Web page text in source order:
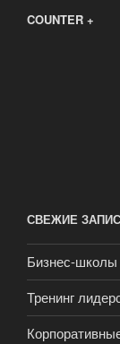
COUNTER +
СВЕЖИЕ
Бизнес-школы
Тренинг